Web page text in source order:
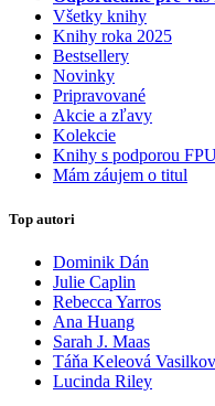
Všetky knihy
Knihy roka 2025
Bestsellery
Novinky
Pripravované
Akcie a zľavy
Kolekcie
Knihy s podporou
Mám záujem o titul
Top autori
Dominik Dán
Julie Caplin
Rebecca Yarros
Ana Huang
Sarah J. Maas
Táňa Keleová
Lucinda Riley